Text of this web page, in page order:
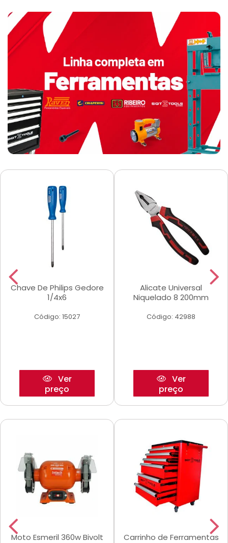
Chave De Philips Gedore
1/4x6
Código: 15027
Ver
preço
Alicate Universal
Niquelado 8 200mm
Código: 42988
Ver
preço
Moto Esmeril 360w Bivolt
Carrinho de Ferramentas